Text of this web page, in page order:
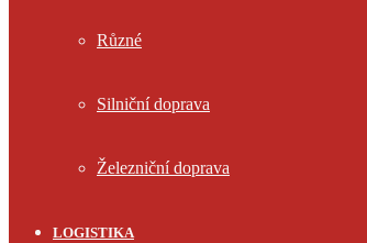
Různé
Silniční doprava
Železniční doprava
LOGISTIKA